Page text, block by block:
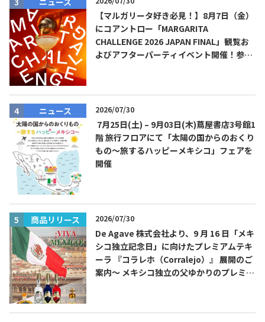
【マルガリータ好き必見！】8月7日（金）
にコアントロー「MARGARITA
CHALLENGE 2026 JAPAN FINAL」観覧お
よびアフターパーティイベント開催！参加
ニュース 2026/07/30
7月25日(土) – 9月03日(木)蔦屋書店3号館1
階 旅行フロアにて「太陽の国からのおくり
もの～旅するハッピーメキシコ」フェアを
開催
商品リリース 2026/07/30
De Agave 株式会社より、9 月 16 日「メキ
シコ独立記念日」に向けたプレミアムテキ
ーラ 『コラレホ（Corralejo）』 展開のご
案内〜 メキシコ独立の父ゆかりのプレミア